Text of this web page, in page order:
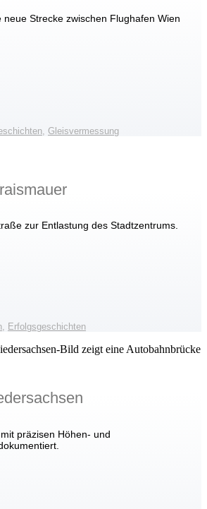
neue Strecke zwischen Flughafen Wien
Gleisvermessung
zur Entlastung des Stadtzentrums.
, Erfolgsgeschichten
präzisen Höhen- und